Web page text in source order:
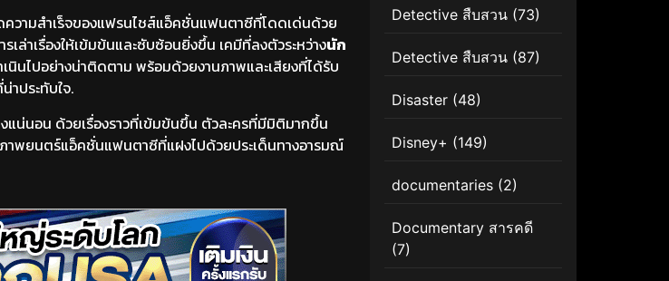
วามสำเร็จของแฟรนไชส์แอ็คชั่นแฟนตาซีที่โดดเด่นด้วย
ล่าเรื่องให้เข้มข้นและซับซ้อนยิ่งขึ้น เคมีที่ลงตัวระหว่างนัก
นไปอย่างน่าติดตาม พร้อมด้วยงานภาพและเสียงที่ได้รับ
าประทับใจ.
น่นอน ด้วยเรื่องราวที่เข้มข้นขึ้น ตัวละครที่มีมิติมากขึ้น
าพยนตร์แอ็คชั่นแฟนตาซีที่แฝงไปด้วยประเด็นทางอารมณ์
Detective สืบสวน (73)
Detective สืบสวน (87)
Disaster (48)
Disney+ (149)
documentaries (2)
Documentary สารคดี
(7)